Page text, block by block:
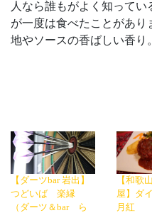
人なら誰もがよく知って
が一度は食べたことがあ
地やソースの香ばしい香
【ダーツbar 岩出】
つどいば 楽縁
（ダーツ＆bar ら
【和歌
屋】ダ
月紅